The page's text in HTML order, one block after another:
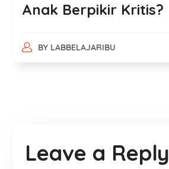
Anak Berpikir Kritis?
BY LABBELAJARIBU
Leave a Reply